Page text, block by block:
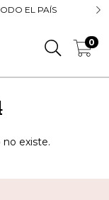
EL PAÍS
0
existe.